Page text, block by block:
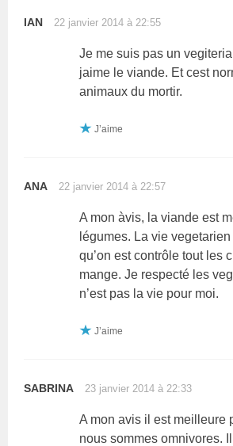
IAN 22 janvier 2014 à 22:55
Je me suis pas un
jaime le viande. Et cest
animaux du mortir.
J’aime
ANA 22 janvier 2014 à 22:57
A mon àvis, la viande est
légumes. La vie
qu’on est contrôle tout les
mange. Je respecté les
n’est pas la vie pour moi.
J’aime
SABRINA 23 janvier 2014 à 22:33
A mon avis il est meilleure
nous sommes omnivores.